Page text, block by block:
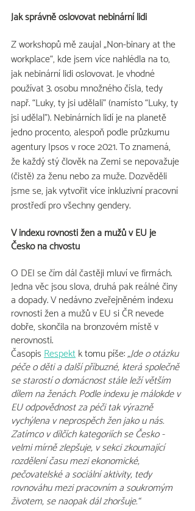
Jak správně oslovovat nebinární lidi
Z workshopů mě zaujal „Non-binary at the
workplace“, kde jsem více nahlédla na to,
jak nebinární lidi oslovovat. Je vhodné
používat 3. osobu množného čísla, tedy
např. “Luky, ty jsi udělali” (namísto “Luky, ty
jsi udělal”). Nebinárních lidí je na planetě
jedno procento, alespoň podle průzkumu
agentury Ipsos v roce 2021. To znamená,
že každý stý člověk na Zemi se nepovažuje
(čistě) za ženu nebo za muže. Dozvěděli
jsme se, jak vytvořit více inkluzivní pracovní
prostředí pro všechny gendery.
V indexu rovnosti žen a mužů v EU je
Česko na chvostu
O DEI se čím dál častěji mluví ve firmách.
Jedna věc jsou slova, druhá pak reálné činy
a dopady. V nedávno zveřejněném indexu
rovnosti žen a mužů v EU si ČR nevede
dobře, skončila na bronzovém místě v
nerovnosti.
Časopis Respekt k tomu píše: „Jde o otázku
péče o děti a další příbuzné, která společně
se starostí o domácnost stále leží větším
dílem na ženách. Podle indexu je málokde v
EU odpovědnost za péči tak výrazně
vychýlena v neprospěch žen jako u nás.
Zatímco v dílčích kategoriích se Česko -
velmi mírně zlepšuje, v sekci zkoumající
rozdělení času mezi ekonomické,
pečovatelské a sociální aktivity, tedy
rovnováhu mezi pracovním a soukromým
životem, se naopak dál zhoršuje.“